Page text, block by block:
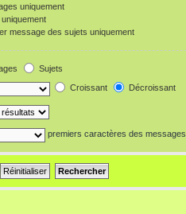
uniquement
message des sujets uniquement
Sujets
Croissant Décroissant
premiers caractères des messages